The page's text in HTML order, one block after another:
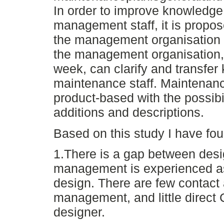
In order to improve
management staff, it is
the management
the management
week, can clarify and transfer
maintenance staff.
product-based with the
additions and descriptions.
Based on this study I have
1.There is a gap between
management is experienced
design. There are few
management, and little direct
designer.